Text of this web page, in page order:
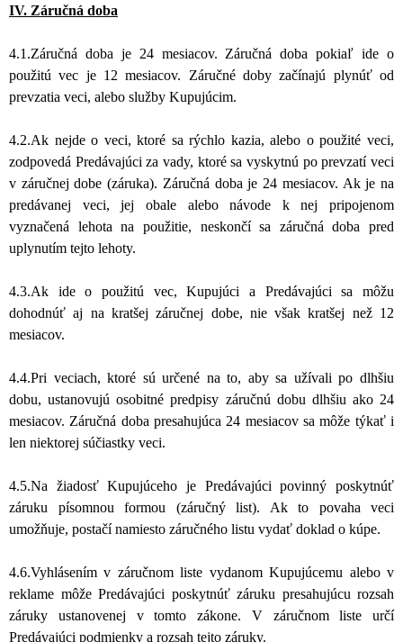
IV. Záručná doba
4.1.Záručná doba je 24 mesiacov. Záručná doba pokiaľ ide o
použitú vec je 12 mesiacov. Záručné doby začínajú plynúť od
prevzatia veci, alebo služby Kupujúcim.
4.2.Ak nejde o veci, ktoré sa rýchlo kazia, alebo o použité veci,
zodpovedá Predávajúci za vady, ktoré sa vyskytnú po prevzatí veci
v záručnej dobe (záruka). Záručná doba je 24 mesiacov. Ak je na
predávanej veci, jej obale alebo návode k nej pripojenom
vyznačená lehota na použitie, neskončí sa záručná doba pred
uplynutím tejto lehoty.
4.3.Ak ide o použitú vec, Kupujúci a Predávajúci sa môžu
dohodnúť aj na kratšej záručnej dobe, nie však kratšej než 12
mesiacov.
4.4.Pri veciach, ktoré sú určené na to, aby sa užívali po dlhšiu
dobu, ustanovujú osobitné predpisy záručnú dobu dlhšiu ako 24
mesiacov. Záručná doba presahujúca 24 mesiacov sa môže týkať i
len niektorej súčiastky veci.
4.5.Na žiadosť Kupujúceho je Predávajúci povinný poskytnúť
záruku písomnou formou (záručný list). Ak to povaha veci
umožňuje, postačí namiesto záručného listu vydať doklad o kúpe.
4.6.Vyhlásením v záručnom liste vydanom Kupujúcemu alebo v
reklame môže Predávajúci poskytnúť záruku presahujúcu rozsah
záruky ustanovenej v tomto zákone. V záručnom liste určí
Predávajúci podmienky a rozsah tejto záruky.